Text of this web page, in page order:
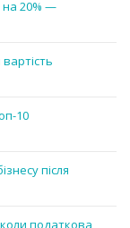
на 20% —
10
після
податкова